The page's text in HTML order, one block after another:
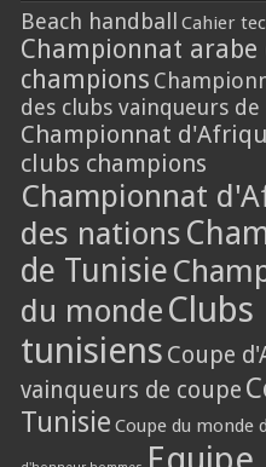
Beach handball Cahier
Championnat arabe
champions
des clubs vainqueurs de
Championnat
clubs champions
Championnat
des nations
de Tunisie
du monde Clubs
tunisiens Coupe
vainqueurs de coupe
Tunisie Coupe du monde